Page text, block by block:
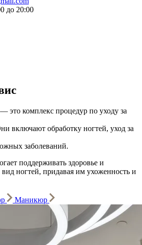
до 20:00
комплекс процедур по уходу за
включают обработку ногтей, уход за
заболеваний.
поддерживать здоровье и
ногтей, придавая им ухоженность и
Маникюр